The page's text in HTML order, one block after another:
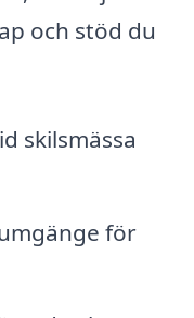
och stöd du
skilsmässa
för